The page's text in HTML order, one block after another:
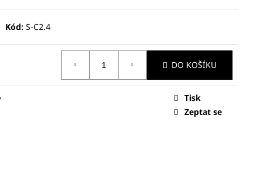
Kód: S-C2.4
DO KOŠÍKU
Tisk
Zeptat se